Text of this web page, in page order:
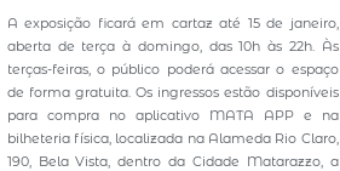
A exposição ficará em cartaz até 15 de janeiro,
aberta de terça à domingo, das 10h às 22h. Às
terças-feiras, o público poderá acessar o espaço
de forma gratuita. Os ingressos estão disponíveis
para compra no aplicativo MATA APP e na
bilheteria física, localizada na Alameda Rio Claro,
190, Bela Vista, dentro da Cidade Matarazzo, a